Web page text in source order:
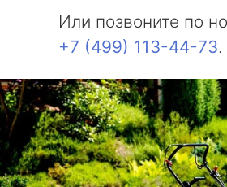
Или позвоните по
+7 (499) 113-44-73.